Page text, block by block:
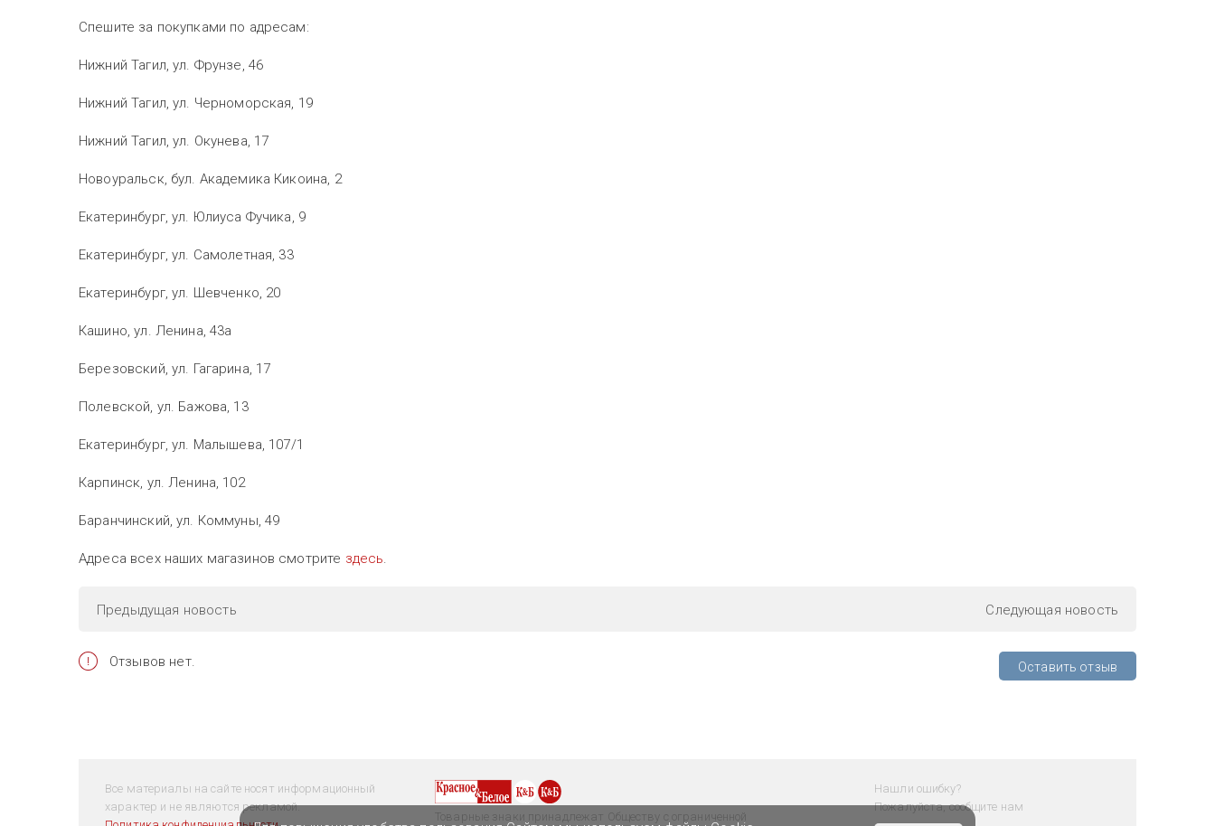
Спешите за покупками по адресам:
Нижний Тагил, ул. Фрунзе, 46
Нижний Тагил, ул. Черноморская, 19
Нижний Тагил, ул. Окунева, 17
Новоуральск, бул. Академика Кикоина, 2
Екатеринбург, ул. Юлиуса Фучика, 9
Екатеринбург, ул. Самолетная, 33
Екатеринбург, ул. Шевченко, 20
Кашино, ул. Ленина, 43а
Березовский, ул. Гагарина, 17
Полевской, ул. Бажова, 13
Екатеринбург, ул. Малышева, 107/1
Карпинск, ул. Ленина, 102
Баранчинский, ул. Коммуны, 49
Адреса всех наших магазинов смотрите здесь
Предыдущая новость Следующая новость
Оставить отзыв
Отзывов нет.
Все материалы на сайте носят информационный
характер и не являются рекламой.
Нашли ошибку?
Пожалуйста, сообщите нам
Товарные знаки принадлежат Обществу с ограниченной